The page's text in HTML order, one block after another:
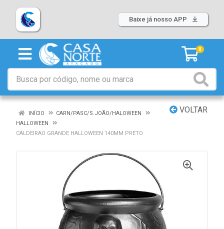
Baixe já nosso APP
0
VOLTAR
INÍCIO
CARN/PASC/S.JOÃO/HALOWEEN
HALLOWEEN
CALDEIRAO GRANDE HALLOWEEN 140MM PRETO